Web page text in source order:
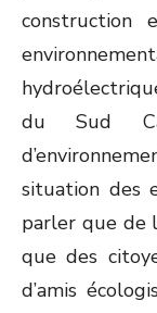
construction
du Sud
situation des
parler que de
que des
d’amis